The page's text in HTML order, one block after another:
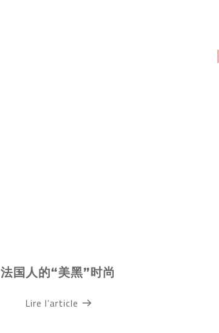
法国人的“美黑”时尚
Lire l’article